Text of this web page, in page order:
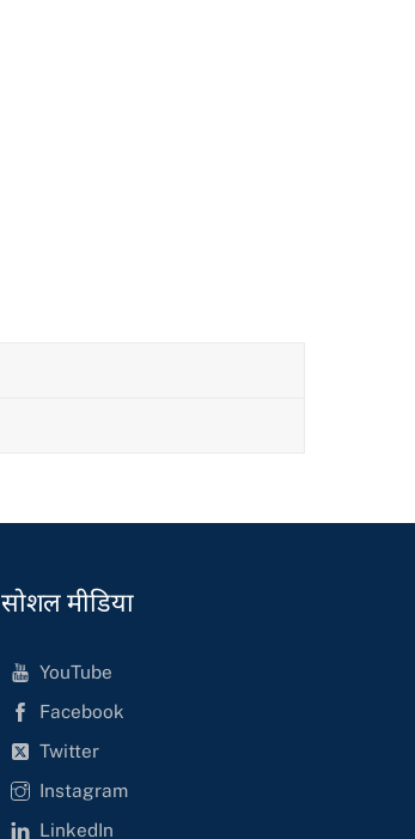
सोशल मीडिया
YouTube
Facebook
Twitter
Instagram
LinkedIn